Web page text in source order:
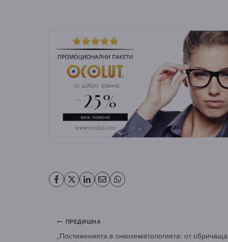
Навигация
ПРЕДИШНА
„Постиженията в онкохематологията: от обричаща